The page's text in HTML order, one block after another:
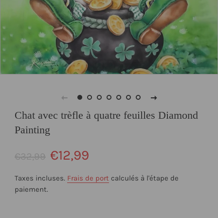
Chat avec trèfle à quatre feuilles Diamond
Painting
€32,99 Prix
réduit
€12,99
Taxes incluses. Frais de port calculés à l'étape de
paiement.